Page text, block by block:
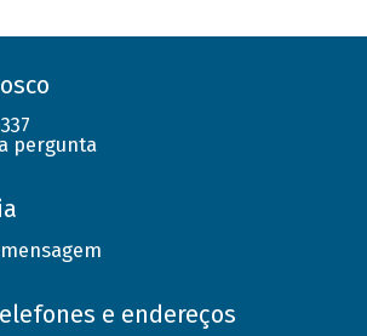
pergunta
e endereços